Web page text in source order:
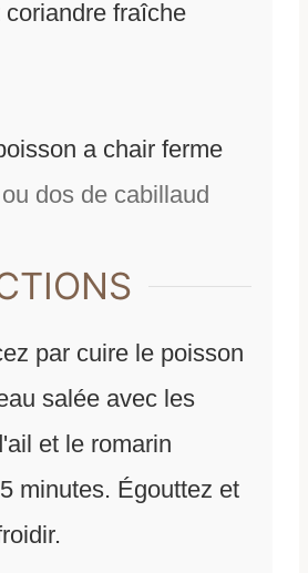
coriandre fraîche
a chair ferme
dos de cabillaud
par cuire le poisson
salée avec les
et le romarin
minutes. Égouttez et